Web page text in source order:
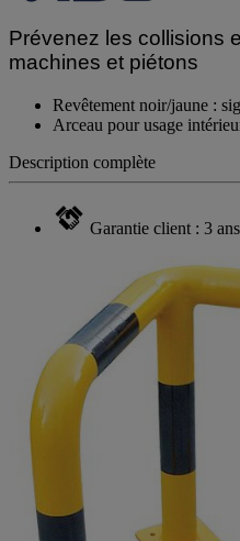
Prévenez les collisions
machines et piétons
Revêtement noir/jaune :
Description complète